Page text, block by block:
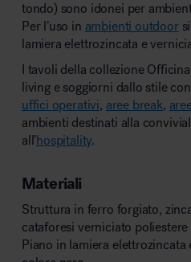
tondo) sono idonei per
Per l’uso in ambienti outdoorsi
lamiera elettrozincata e
I tavoli della collezione
living e soggiorni dallo stile
uffici operativi, aree break,
ambienti destinati alla
all’hospitality.
Materiali
Struttura in ferro forgiato,
cataforesi verniciato
Piano in lamiera elettrozincata